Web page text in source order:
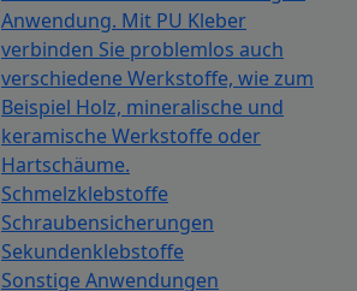
Anwendung. Mit PU Kleber
verbinden Sie problemlos auch
verschiedene Werkstoffe, wie zum
Beispiel Holz, mineralische und
keramische Werkstoffe oder
Hartschäume.
Schmelzklebstoffe
Schraubensicherungen
Sekundenklebstoffe
Sonstige Anwendungen